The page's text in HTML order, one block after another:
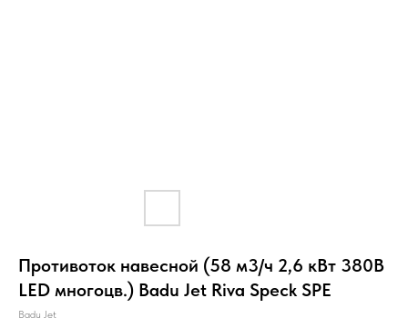
Противоток навесной (58 м3/ч 2,6 кВт 380B
LED многоцв.) Badu Jet Riva Speck SPE
Badu Jet